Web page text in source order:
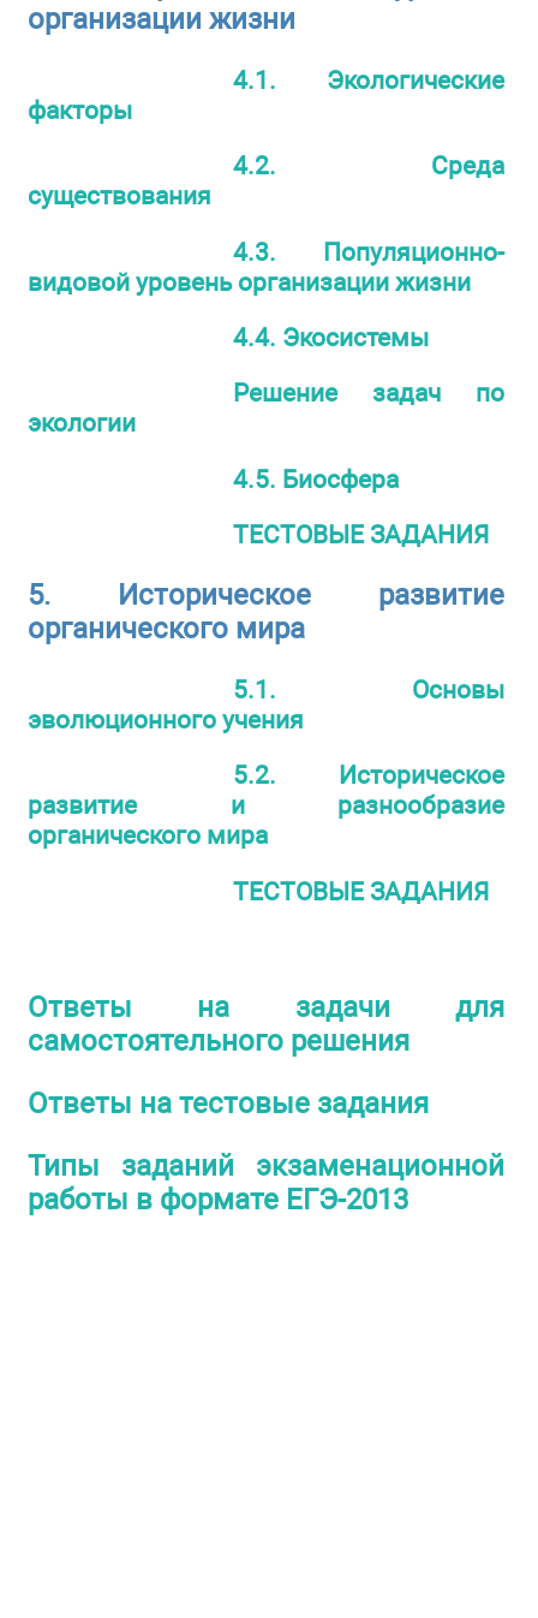
организации жизни
4.1. Экологические
факторы
4.2. Среда
существования
4.3. Популяционно-
видовой уровень организации жизни
4.4. Экосистемы
Решение задач по
экологии
4.5. Биосфера
ТЕСТОВЫЕ ЗАДАНИЯ
5. Историческое развитие
органического мира
5.1. Основы
эволюционного учения
5.2. Историческое
развитие и разнообразие
органического мира
ТЕСТОВЫЕ ЗАДАНИЯ
Ответы на задачи для
самостоятельного решения
Ответы на тестовые задания
Типы заданий экзаменационной
работы в формате ЕГЭ-2013